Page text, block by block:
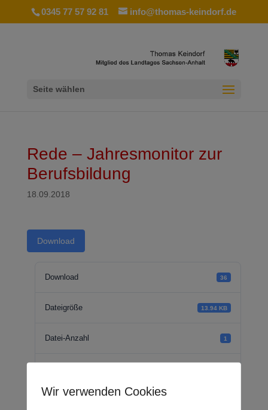
0345 77 57 92 81 info@thomas-keindorf.de
Seite wählen
Rede – Jahresmonitor zur
Berufsbildung
18.09.2018
Download
Download 36
Dateigröße 13.94 KB
Datei-Anzahl 1
Wir verwenden Cookies